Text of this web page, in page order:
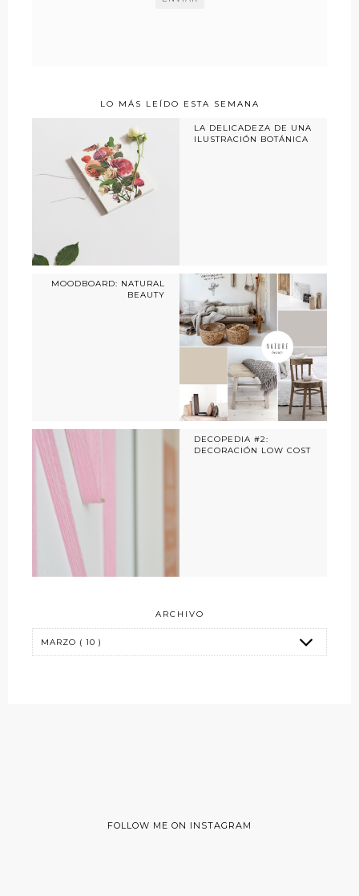
LO MÁS LEÍDO ESTA SEMANA
LA DELICADEZA DE UNA
ILUSTRACIÓN BOTÁNICA
MOODBOARD: NATURAL
BEAUTY
DECOPEDIA #2:
DECORACIÓN LOW COST
ARCHIVO
FOLLOW ME ON INSTAGRAM